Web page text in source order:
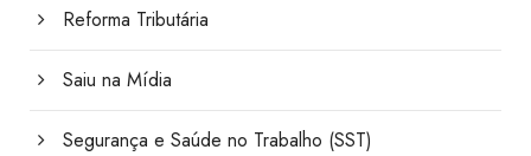
Reforma Tributária
Saiu na Mídia
Segurança e Saúde no Trabalho (SST)